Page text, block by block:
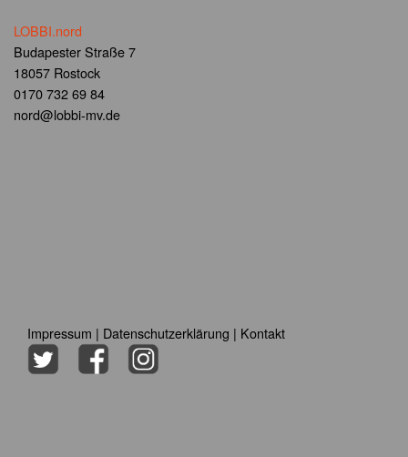
LOBBI.nord
Budapester Straße 7
18057 Rostock
0170 732 69 84
nord@lobbi-mv.de
Impressum | Datenschutzerklärung | Kontakt